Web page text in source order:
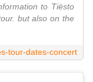
to Tiësto
but also on the
tour-dates-concert